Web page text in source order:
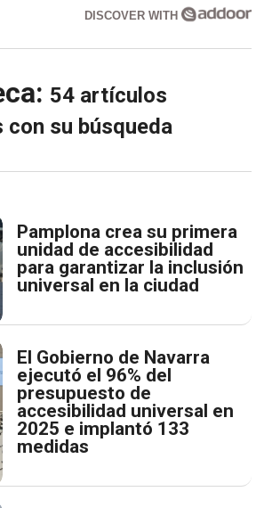
DISCOVER WITH
54 artículos
con su búsqueda
Pamplona crea su primera
unidad de accesibilidad
para garantizar la inclusión
universal en la ciudad
El Gobierno de Navarra
ejecutó el 96% del
presupuesto de
accesibilidad universal en
2025 e implantó 133
medidas